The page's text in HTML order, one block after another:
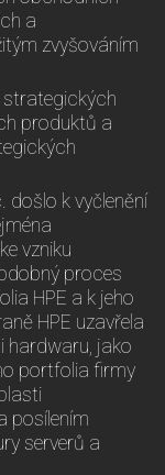
a
zvyšováním
strategických
produktů a
došlo k vyčlenění
vzniku
proces
HPE a k jeho
HPE uzavřela
hardwaru, jako
portfolia firmy
posílením
serverů a